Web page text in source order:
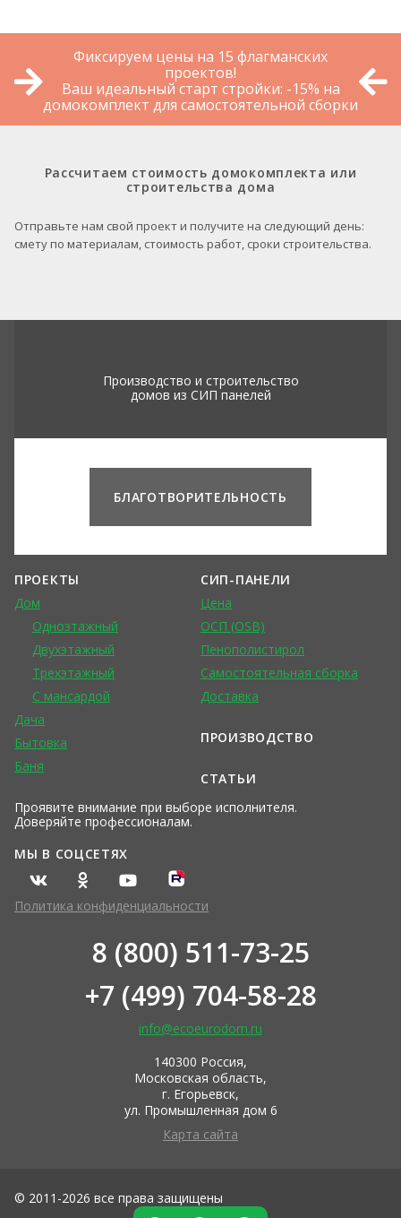
Фиксируем цены на 15 флагманских
проектов!
Ваш идеальный старт стройки: -15% на
домокомплект для самостоятельной сборки
Рассчитаем стоимость домокомплекта или
строительства дома
Отправьте нам свой проект и получите на следующий день:
смету по материалам, стоимость работ, сроки строительства.
Производство и строительство
домов из СИП панелей
БЛАГОТВОРИТЕЛЬНОСТЬ
ПРОЕКТЫ
Дом
Одноэтажный
Двухэтажный
Трехэтажный
С мансардой
Дача
Бытовка
Баня
Проявите внимание при выборе исполнителя.
Доверяйте профессионалам.
СИП-ПАНЕЛИ
Цена
ОСП (OSB)
Пенополистирол
Самостоятельная сборка
Доставка
ПРОИЗВОДСТВО
СТАТЬИ
МЫ В СОЦСЕТЯХ
Политика конфиденциальности
8 (800) 511-73-25
+7 (499) 704-58-28
info@ecoeurodom.ru
140300 Россия,
Московская область,
г. Егорьевск,
ул. Промышленная дом 6
Карта сайта
© 2011-2026 все права защищены